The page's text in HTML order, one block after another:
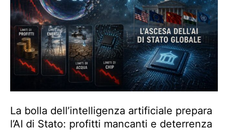
La bolla dell’intelligenza artificiale prepara
l’AI di Stato: profitti mancanti e deterrenza